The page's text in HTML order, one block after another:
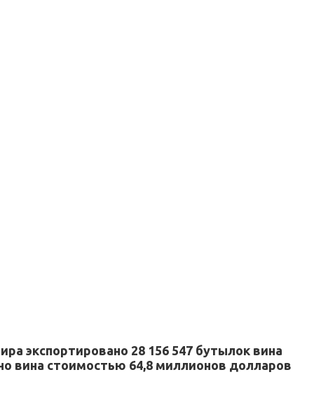
экспортировано 28 156 547 бутылок вина
вина стоимостью 64,8 миллионов долларов